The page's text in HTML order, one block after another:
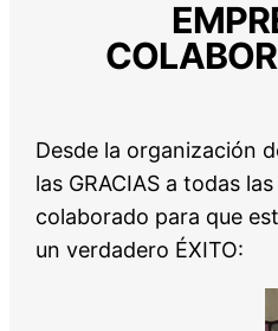
Desde la organización
las GRACIAS a todas
colaborado para que
un verdadero ÉXITO: